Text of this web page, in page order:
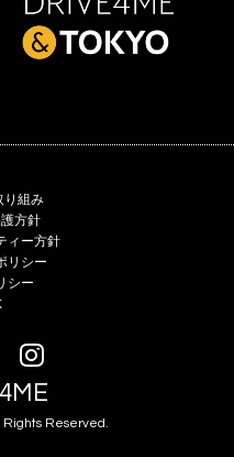
り組み
方針
ィー方針
リシー
シー
Rights Reserved.